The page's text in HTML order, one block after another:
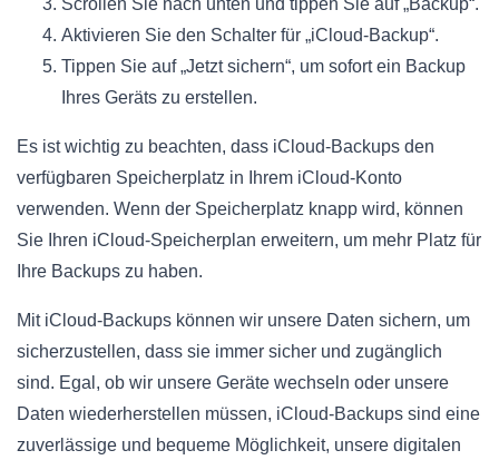
Scrollen Sie nach unten und tippen Sie auf „Backup“.
Aktivieren Sie den Schalter für „iCloud-Backup“.
Tippen Sie auf „Jetzt sichern“, um sofort ein Backup
Ihres Geräts zu erstellen.
Es ist wichtig zu beachten, dass iCloud-Backups den
verfügbaren Speicherplatz in Ihrem iCloud-Konto
verwenden. Wenn der Speicherplatz knapp wird, können
Sie Ihren iCloud-Speicherplan erweitern, um mehr Platz für
Ihre Backups zu haben.
Mit iCloud-Backups können wir unsere Daten sichern, um
sicherzustellen, dass sie immer sicher und zugänglich
sind. Egal, ob wir unsere Geräte wechseln oder unsere
Daten wiederherstellen müssen, iCloud-Backups sind eine
zuverlässige und bequeme Möglichkeit, unsere digitalen